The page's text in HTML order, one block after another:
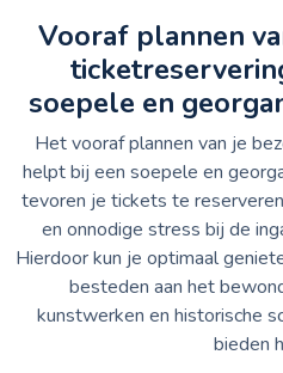
Vooraf plannen
soepele en
Het vooraf plannen van je
helpt bij een soepele en
tevoren je tickets te
en onnodige stress bij de
Hierdoor kun je optimaal
besteden aan het
kunstwerken en historische
bieden